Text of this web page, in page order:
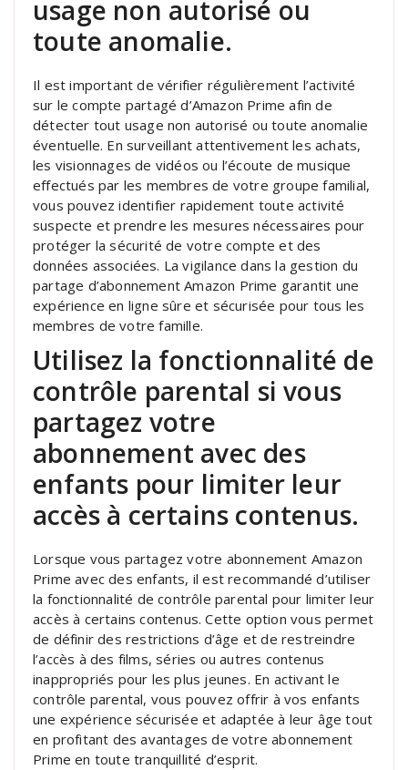
usage non autorisé ou
toute anomalie.
Il est important de vérifier régulièrement l’activité
sur le compte partagé d’Amazon Prime afin de
détecter tout usage non autorisé ou toute anomalie
éventuelle. En surveillant attentivement les achats,
les visionnages de vidéos ou l’écoute de musique
effectués par les membres de votre groupe familial,
vous pouvez identifier rapidement toute activité
suspecte et prendre les mesures nécessaires pour
protéger la sécurité de votre compte et des
données associées. La vigilance dans la gestion du
partage d’abonnement Amazon Prime garantit une
expérience en ligne sûre et sécurisée pour tous les
membres de votre famille.
Utilisez la fonctionnalité de
contrôle parental si vous
partagez votre
abonnement avec des
enfants pour limiter leur
accès à certains contenus.
Lorsque vous partagez votre abonnement Amazon
Prime avec des enfants, il est recommandé d’utiliser
la fonctionnalité de contrôle parental pour limiter leur
accès à certains contenus. Cette option vous permet
de définir des restrictions d’âge et de restreindre
l’accès à des films, séries ou autres contenus
inappropriés pour les plus jeunes. En activant le
contrôle parental, vous pouvez offrir à vos enfants
une expérience sécurisée et adaptée à leur âge tout
en profitant des avantages de votre abonnement
Prime en toute tranquillité d’esprit.